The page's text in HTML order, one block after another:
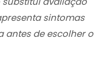
sintomas
antes de escolher o